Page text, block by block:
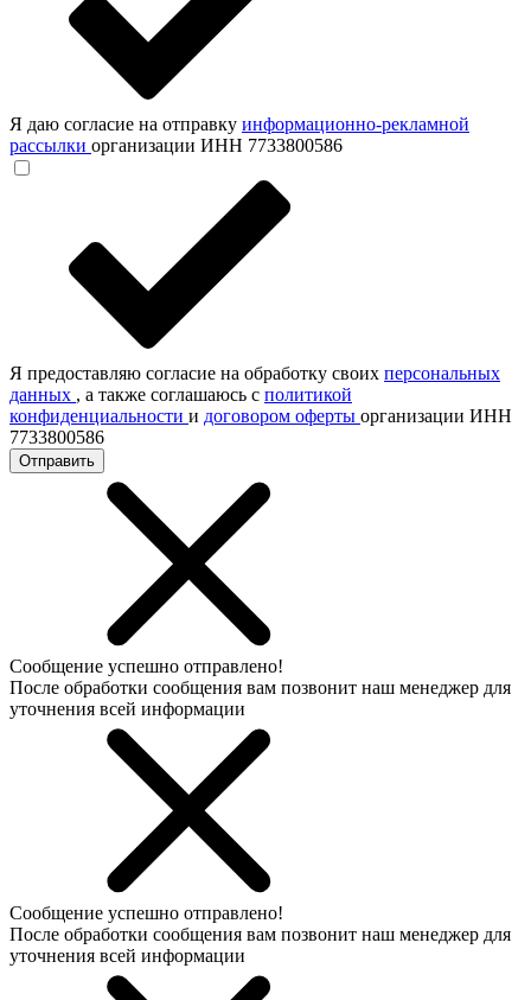
Я даю согласие на отправку информационно-рекламной
рассылки организации ИНН 7733800586
Я предоставляю согласие на обработку своих персональных
данных , а также соглашаюсь с политикой
конфиденциальности и договором оферты организации ИНН
7733800586
Отправить
Сообщение успешно отправлено!
После обработки сообщения вам позвонит наш менеджер для
уточнения всей информации
Сообщение успешно отправлено!
После обработки сообщения вам позвонит наш менеджер для
уточнения всей информации